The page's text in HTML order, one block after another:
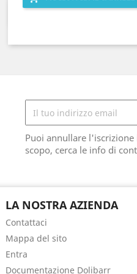
Puoi annullare
scopo, cerca le info di
LA NOSTRA AZIENDA
Contattaci
Mappa del sito
Entra
Documentazione Dolibarr